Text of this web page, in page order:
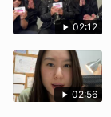
02:12
02:56